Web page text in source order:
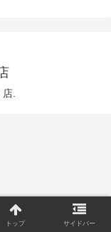
.
トップ サイドバー